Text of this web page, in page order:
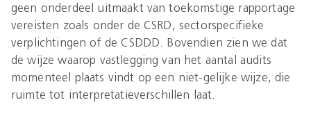
geen onderdeel uitmaakt van toekomstige rapportage
vereisten zoals onder de CSRD, sectorspecifieke
verplichtingen of de CSDDD. Bovendien zien we dat
de wijze waarop vastlegging van het aantal audits
momenteel plaats vindt op een niet-gelijke wijze, die
ruimte tot interpretatieverschillen laat.